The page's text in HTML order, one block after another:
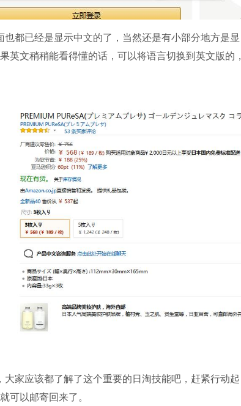
都已经是显示中文的了，当然还是有小部分地方是显
英文稍稍能看得懂的话，可以将语言切换到英文版的，
大家应该都了解了这个重要的日淘技能吧，赶紧行动起
就可以邮寄回来了。